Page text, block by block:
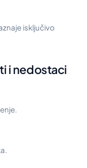
isključivo
i nedostaci